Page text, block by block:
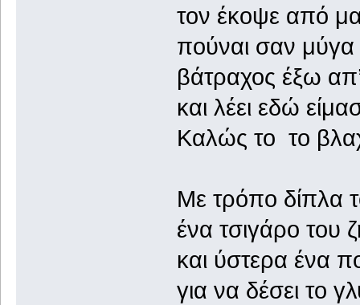
τον έκοψε από
πούναι σαν
βάτραχος έξω
και λέει εδώ
Καλώς το το
Με τρόπο δίπλα
ένα τσιγάρο του
και ύστερα ένα
για να δέσει το